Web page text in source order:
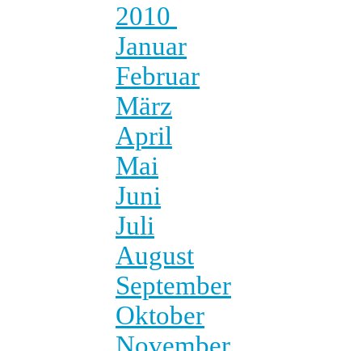
2010
Januar
Februar
März
April
Mai
Juni
Juli
August
September
Oktober